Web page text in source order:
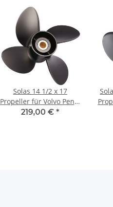
Solas 14 1/2 x 17
Propeller für Volvo Penta
AQ 280 290 4 Blatt
219,00 € *